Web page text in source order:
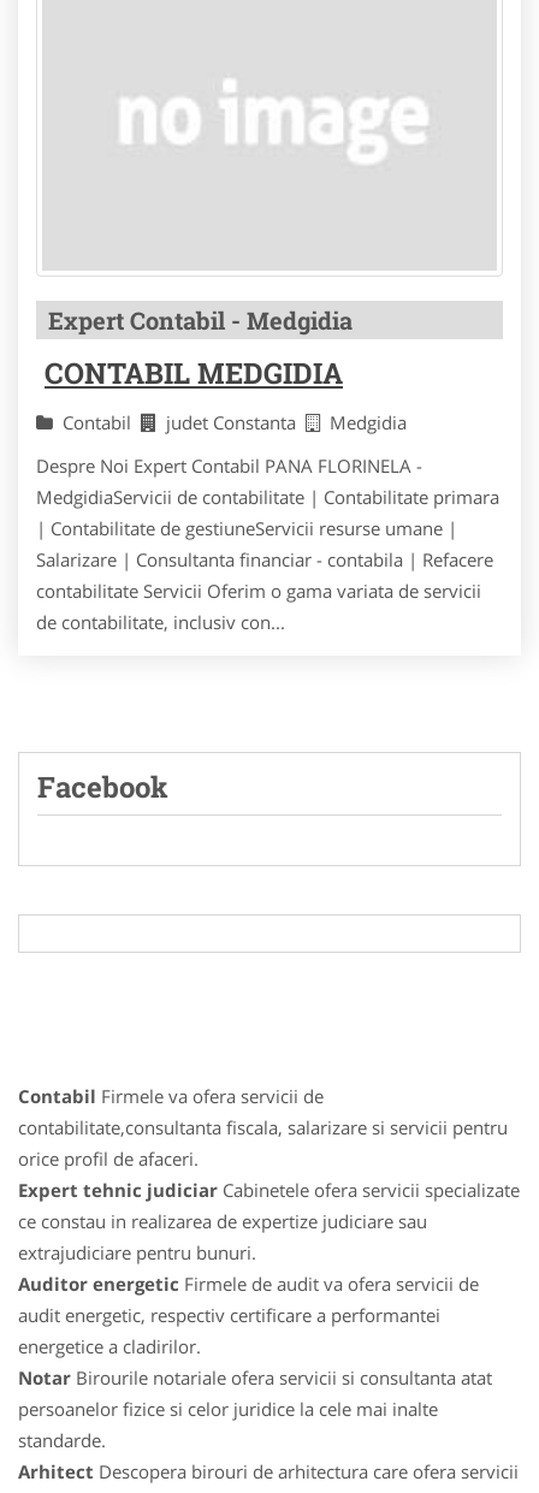
Expert Contabil - Medgidia
CONTABIL MEDGIDIA
Contabil judet Constanta
Medgidia
Despre Noi Expert Contabil PANA FLORINELA -
MedgidiaServicii de contabilitate | Contabilitate primara
| Contabilitate de gestiuneServicii resurse umane |
Salarizare | Consultanta financiar - contabila | Refacere
contabilitate Servicii Oferim o gama variata de servicii
de contabilitate, inclusiv con...
Facebook
Contabil Firmele va ofera servicii de
contabilitate,consultanta fiscala, salarizare si servicii pentru
orice profil de afaceri.
Expert tehnic judiciar Cabinetele ofera servicii specializate
ce constau in realizarea de expertize judiciare sau
extrajudiciare pentru bunuri.
Auditor energetic Firmele de audit va ofera servicii de
audit energetic, respectiv certificare a performantei
energetice a cladirilor.
Notar Birourile notariale ofera servicii si consultanta atat
persoanelor fizice si celor juridice la cele mai inalte
standarde.
Arhitect Descopera birouri de arhitectura care ofera servicii